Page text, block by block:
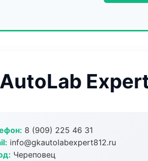
8 (909) 225 46 31
info@gkautolabexpert812.ru
Череповец